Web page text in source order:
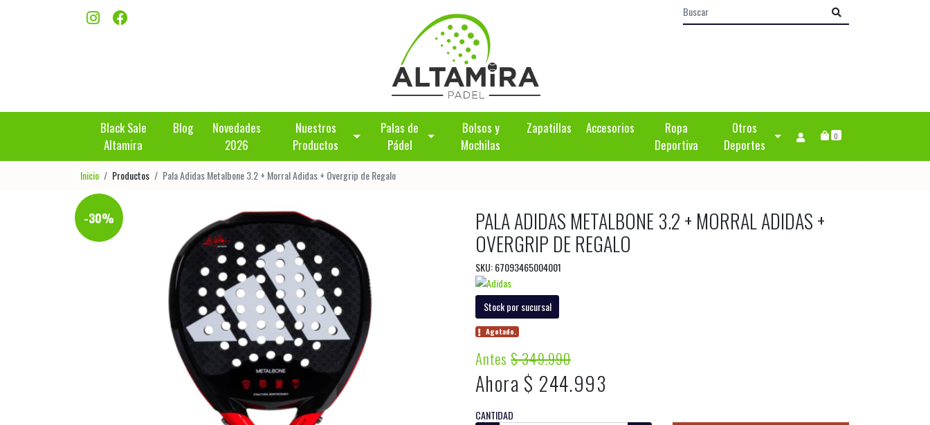
Black Sale
Altamira
Blog
Novedades
2026
Nuestros
Productos
Palas de
Pádel
Bolsos y
Mochilas
Zapatillas Accesorios
Ropa
Deportiva
Otros
Deportes
0
Inicio Productos Pala Adidas Metalbone 3.2 + Morral Adidas + Overgrip de Regalo
-30%
PALA ADIDAS METALBONE 3.2 + MORRAL ADIDAS +
OVERGRIP DE REGALO
SKU: 67093465004001
Stock por sucursal
Agotado.
Antes$ 349.990
Ahora $ 244.993
CANTIDAD